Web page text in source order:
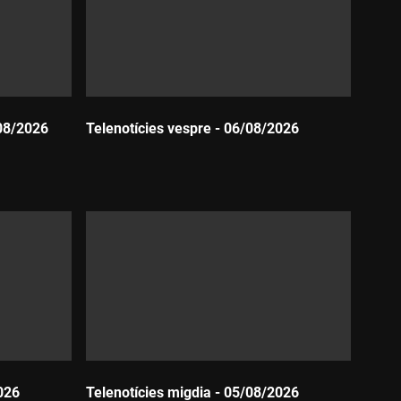
2026 Telenotícies vespre - 06/08/2026
Telenotícies migdia - 05/08/2026